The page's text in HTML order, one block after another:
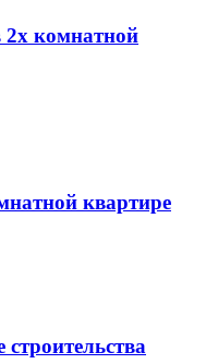
комнатной
квартире